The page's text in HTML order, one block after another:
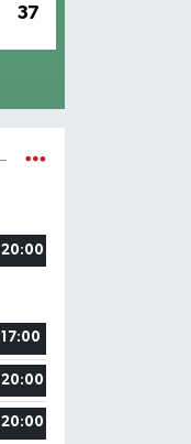
37
20:00
17:00
20:00
20:00